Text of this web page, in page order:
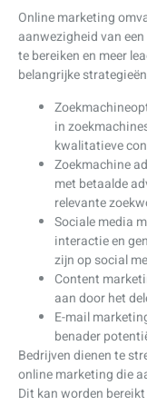
Online marketing
aanwezigheid van
te bereiken en meer
belangrijke
in
kwalitatieve
Zoekmachine
met betaalde
relevante
Sociale media
interactie en
zijn op social
Content
aan door het
E-mail
benader
Bedrijven dienen te
online marketing die
Dit kan worden